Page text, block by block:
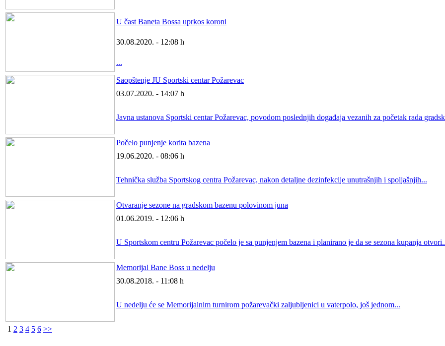
U čast Baneta Bossa uprkos koroni
30.08.2020. - 12:08 h
...
Saopštenje JU Sportski centar Požarevac
03.07.2020. - 14:07 h
Javna ustanova Sportski centar Požarevac, povodom poslednjih događaja vezanih za početak rada
Počelo punjenje korita bazena
19.06.2020. - 08:06 h
Tehnička služba Sportskog centra Požarevac, nakon detaljne dezinfekcije unutrašnjih i spoljašnjih...
Otvaranje sezone na gradskom bazenu polovinom juna
01.06.2019. - 12:06 h
U Sportskom centru Požarevac počelo je sa punjenjem bazena i planirano je da se sezona kupanja
Memorijal Bane Boss u nedelju
30.08.2018. - 11:08 h
U nedelju će se Memorijalnim turnirom požarevački zaljubljenici u vaterpolo, još jednom...
1 2 3 4 5 6 >>